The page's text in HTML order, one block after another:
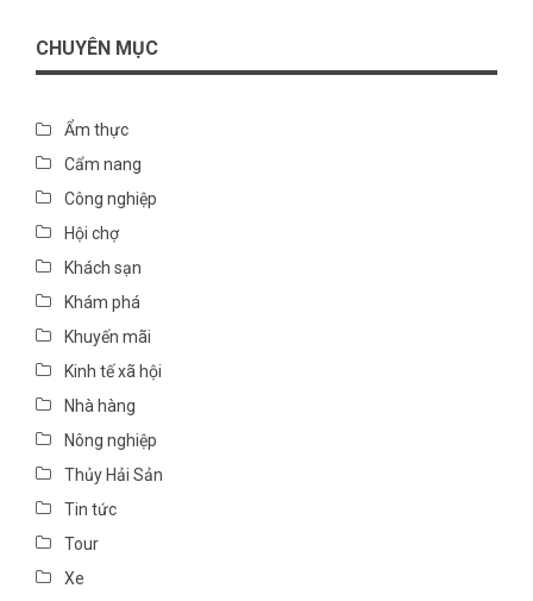
CHUYÊN MỤC
Ẩm thực
Cẩm nang
Công nghiệp
Hội chợ
Khách sạn
Khám phá
Khuyến mãi
Kinh tế xã hội
Nhà hàng
Nông nghiệp
Thủy Hải Sản
Tin tức
Tour
Xe